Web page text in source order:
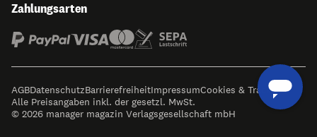
Zahlungsarten
AGBDatenschutzBarrierefreiheitImpressumCookies & Tracking
Alle Preisangaben inkl. der gesetzl. MwSt.
© 2026 manager magazin Verlagsgesellschaft mbH